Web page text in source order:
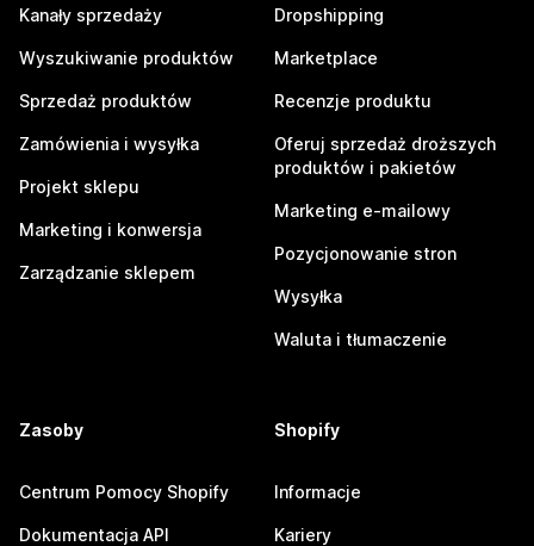
Kanały sprzedaży
Wyszukiwanie produktów
Sprzedaż produktów
Zamówienia i wysyłka
Projekt sklepu
Marketing i konwersja
Zarządzanie sklepem
Dropshipping
Marketplace
Recenzje produktu
Oferuj sprzedaż droższych
produktów i pakietów
Marketing e-mailowy
Pozycjonowanie stron
Wysyłka
Waluta i tłumaczenie
Zasoby
Centrum Pomocy Shopify
Dokumentacja API
Shopify
Informacje
Kariery